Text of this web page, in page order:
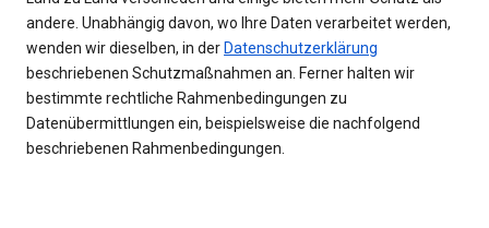
andere. Unabhängig davon, wo Ihre Daten verarbeitet werden,
wenden wir dieselben, in der Datenschutzerklärung
beschriebenen Schutzmaßnahmen an. Ferner halten wir
bestimmte rechtliche Rahmenbedingungen zu
Datenübermittlungen ein, beispielsweise die nachfolgend
beschriebenen Rahmenbedingungen.